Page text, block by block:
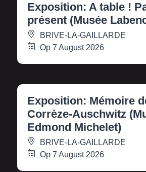
Exposition: A table !
présent (Musée
BRIVE-LA-GAILLARDE
Op 7 August 2026
Exposition: Mémoire
Corrèze-Auschwitz
Edmond Michelet)
BRIVE-LA-GAILLARDE
Op 7 August 2026